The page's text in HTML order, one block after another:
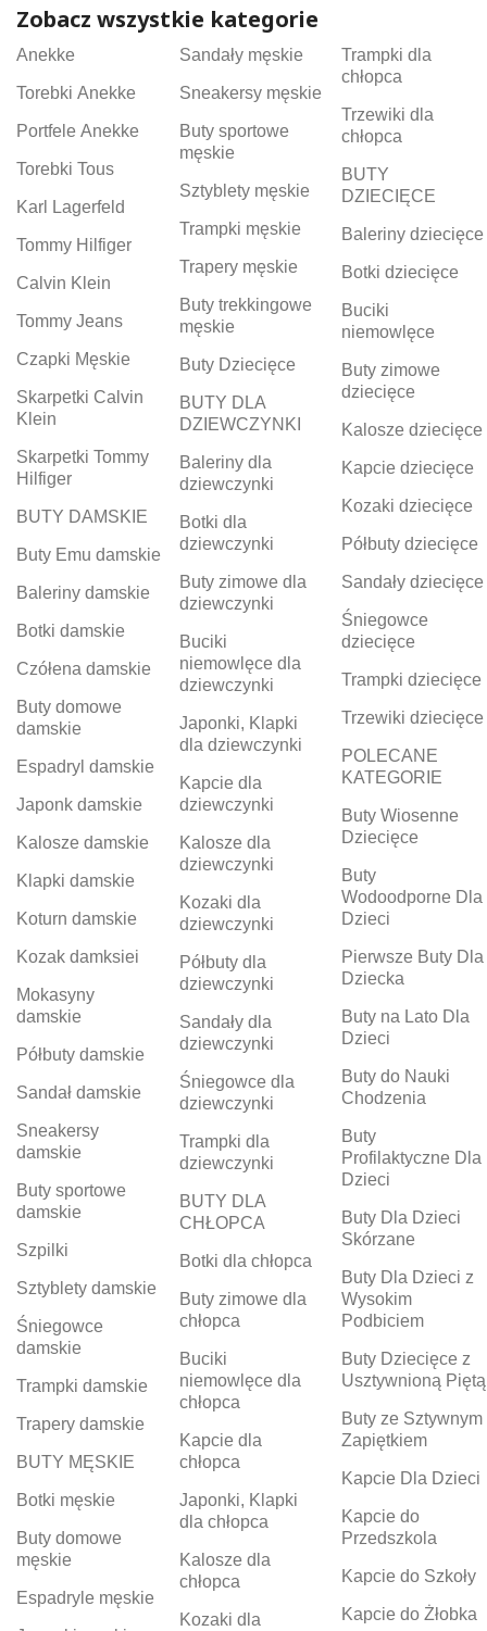
Zobacz wszystkie kategorie
Anekke
Torebki Anekke
Portfele Anekke
Torebki Tous
Karl Lagerfeld
Tommy Hilfiger
Calvin Klein
Tommy Jeans
Czapki Męskie
Skarpetki Calvin
Klein
Skarpetki Tommy
Hilfiger
BUTY DAMSKIE
Buty Emu damskie
Baleriny damskie
Botki damskie
Czółena damskie
Buty domowe
damskie
Espadryl damskie
Japonk damskie
Kalosze damskie
Klapki damskie
Koturn damskie
Kozak damksiei
Mokasyny
damskie
Półbuty damskie
Sandał damskie
Sneakersy
damskie
Buty sportowe
damskie
Szpilki
Sztyblety damskie
Śniegowce
damskie
Trampki damskie
Trapery damskie
BUTY MĘSKIE
Botki męskie
Buty domowe
męskie
Espadryle męskie
Sandały męskie
Sneakersy męskie
Buty sportowe
męskie
Sztyblety męskie
Trampki męskie
Trapery męskie
Buty trekkingowe
męskie
Buty Dziecięce
BUTY DLA
DZIEWCZYNKI
Baleriny dla
dziewczynki
Botki dla
dziewczynki
Buty zimowe dla
dziewczynki
Buciki
niemowlęce dla
dziewczynki
Japonki, Klapki
dla dziewczynki
Kapcie dla
dziewczynki
Kalosze dla
dziewczynki
Kozaki dla
dziewczynki
Półbuty dla
dziewczynki
Sandały dla
dziewczynki
Śniegowce dla
dziewczynki
Trampki dla
dziewczynki
BUTY DLA
CHŁOPCA
Botki dla chłopca
Buty zimowe dla
chłopca
Buciki
niemowlęce dla
chłopca
Kapcie dla
chłopca
Japonki, Klapki
dla chłopca
Kalosze dla
chłopca
Kozaki dla
Trampki dla
chłopca
Trzewiki dla
chłopca
BUTY
DZIECIĘCE
Baleriny dziecięce
Botki dziecięce
Buciki
niemowlęce
Buty zimowe
dziecięce
Kalosze dziecięce
Kapcie dziecięce
Kozaki dziecięce
Półbuty dziecięce
Sandały dziecięce
Śniegowce
dziecięce
Trampki dziecięce
Trzewiki dziecięce
POLECANE
KATEGORIE
Buty Wiosenne
Dziecięce
Buty
Wodoodporne Dla
Dzieci
Pierwsze Buty Dla
Dziecka
Buty na Lato Dla
Dzieci
Buty do Nauki
Chodzenia
Buty
Profilaktyczne Dla
Dzieci
Buty Dla Dzieci
Skórzane
Buty Dla Dzieci z
Wysokim
Podbiciem
Buty Dziecięce z
Usztywnioną Piętą
Buty ze Sztywnym
Zapiętkiem
Kapcie Dla Dzieci
Kapcie do
Przedszkola
Kapcie do Szkoły
Kapcie do Żłobka